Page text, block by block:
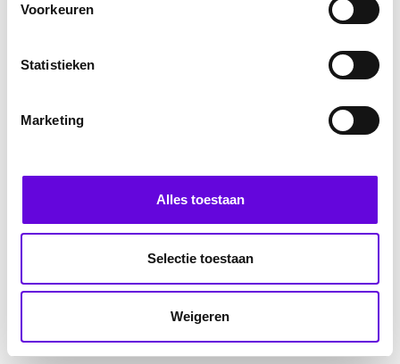
Voorkeuren
Statistieken
Marketing
Alles toestaan
Selectie toestaan
Weigeren